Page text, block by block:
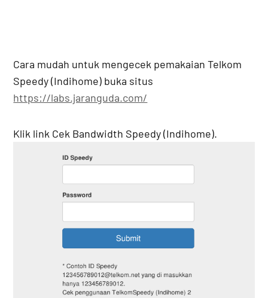
Cara mudah untuk mengecek pemakaian Telkom
Speedy (Indihome) buka situs
https://labs.jaranguda.com/
Klik link Cek Bandwidth Speedy (Indihome).